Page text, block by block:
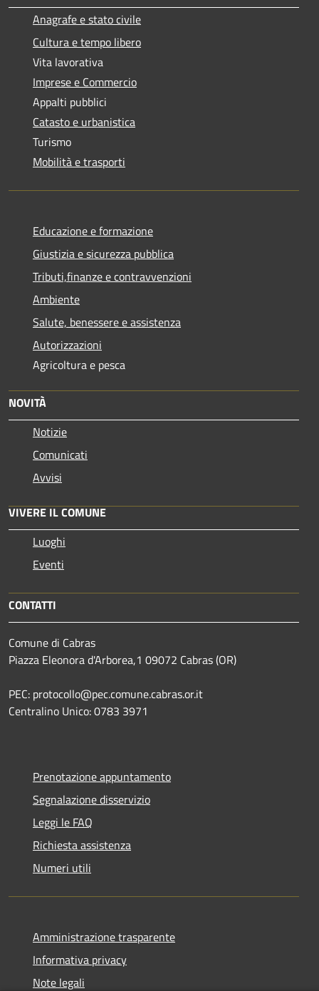
Anagrafe e stato civile
Cultura e tempo libero
Vita lavorativa
Imprese e Commercio
Appalti pubblici
Catasto e urbanistica
Turismo
Mobilità e trasporti
Educazione e formazione
Giustizia e sicurezza pubblica
Tributi,finanze e contravvenzioni
Ambiente
Salute, benessere e assistenza
Autorizzazioni
Agricoltura e pesca
NOVITÀ
Notizie
Comunicati
Avvisi
VIVERE IL COMUNE
Luoghi
Eventi
CONTATTI
Comune di Cabras
Piazza Eleonora d'Arborea,1 09072 Cabras (OR)
PEC: protocollo@pec.comune.cabras.or.it
Centralino Unico: 0783 3971
Prenotazione appuntamento
Segnalazione disservizio
Leggi le FAQ
Richiesta assistenza
Numeri utili
Amministrazione trasparente
Informativa privacy
Note legali